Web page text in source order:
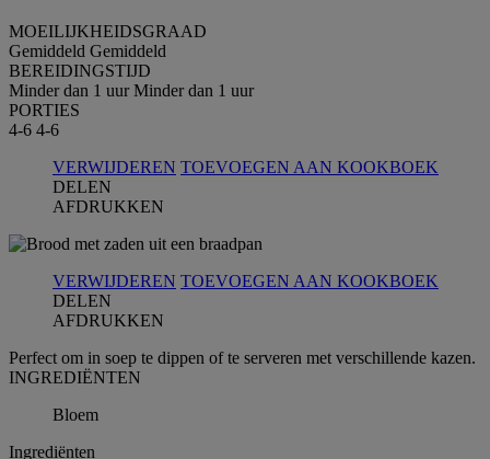
MOEILIJKHEIDSGRAAD
Gemiddeld Gemiddeld
BEREIDINGSTIJD
Minder dan 1 uur Minder dan 1 uur
PORTIES
4-6 4-6
VERWIJDEREN TOEVOEGEN AAN KOOKBOEK
DELEN
AFDRUKKEN
VERWIJDEREN TOEVOEGEN AAN KOOKBOEK
DELEN
AFDRUKKEN
Perfect om in soep te dippen of te serveren met verschillende kazen.
INGREDIЁNTEN
Bloem
Ingrediёnten